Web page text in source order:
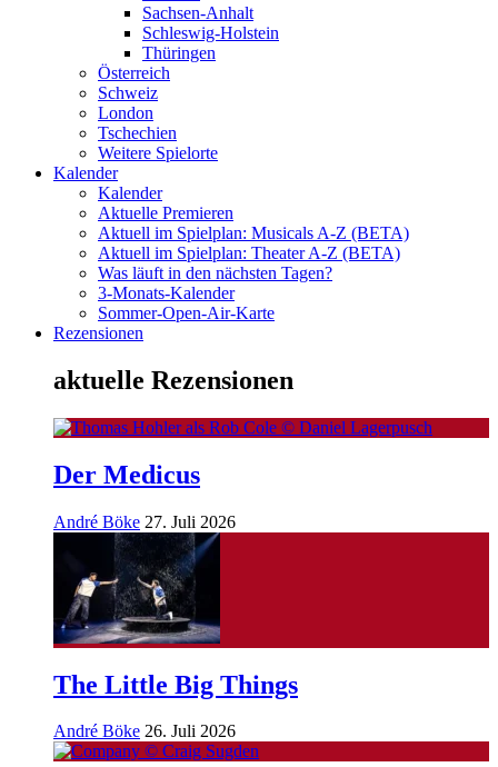
Sachsen-Anhalt
Schleswig-Holstein
Thüringen
Österreich
Schweiz
London
Tschechien
Weitere Spielorte
Kalender
Kalender
Aktuelle Premieren
Aktuell im Spielplan: Musicals A-Z (BETA)
Aktuell im Spielplan: Theater A-Z (BETA)
Was läuft in den nächsten Tagen?
3-Monats-Kalender
Sommer-Open-Air-Karte
Rezensionen
aktuelle Rezensionen
Der Medicus
André Böke 27. Juli 2026
The Little Big Things
André Böke 26. Juli 2026